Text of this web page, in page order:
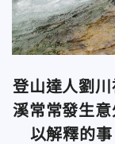
登山達人劉
溪常常發生
以解釋的事